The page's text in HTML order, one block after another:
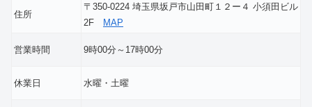
住所
〒350-0224 埼玉県坂戸市山田町１２ー４ 小須田ビル
2F MAP
営業時間 9時00分～17時00分
休業日 水曜・土曜